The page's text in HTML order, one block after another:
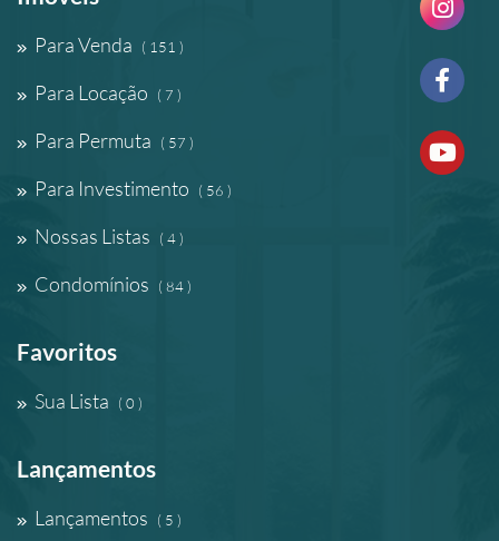
Para Venda ( 151 )
Para Locação ( 7 )
Para Permuta ( 57 )
Para Investimento ( 56 )
Nossas Listas ( 4 )
Condomínios ( 84 )
Favoritos
Sua Lista ( 0 )
Lançamentos
Lançamentos ( 5 )